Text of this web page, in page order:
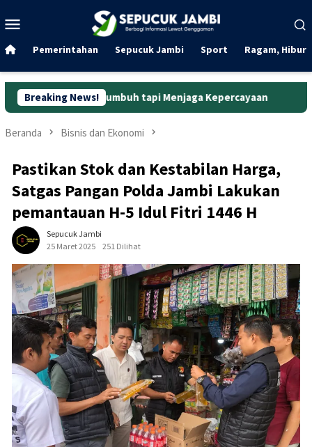
ke
Mobile
Pemerintahan Sepucuk Jambi Sport Ragam,
Breaking News!
tapi Menjaga Kepercayaan Curanmor di Oko
Beranda Bisnis dan Ekonomi
Pastikan Stok dan Kestabilan Harga,
Satgas Pangan Polda Jambi Lakukan
pemantauan H-5 Idul Fitri 1446 H
Sepucuk Jambi
25 Maret 2025
251 Dilihat